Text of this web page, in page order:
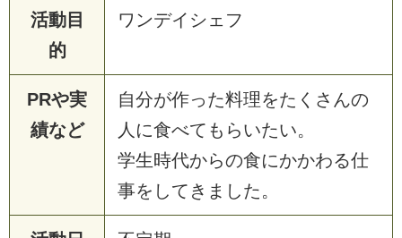
活動目
的
ワンデイシェフ
PRや実
績など
自分が作った料理をたくさんの
人に食べてもらいたい。
学生時代からの食にかかわる仕
事をしてきました。